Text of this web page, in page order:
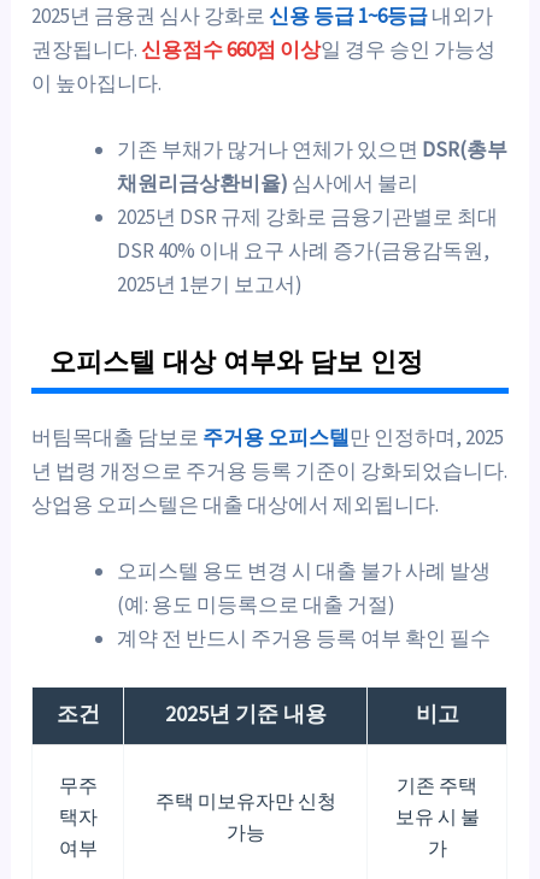
2025년 금융권 심사 강화로신용 등급 1~6등급내외가
권장됩니다.신용점수 660점 이상일 경우 승인 가능성
이 높아집니다.
기존 부채가 많거나 연체가 있으면 DSR(총부
채원리금상환비율) 심사에서 불리
2025년 DSR 규제 강화로 금융기관별로 최대
DSR 40% 이내 요구 사례 증가(금융감독원,
2025년 1분기 보고서)
오피스텔 대상 여부와 담보 인정
버팀목대출 담보로 주거용 오피스텔만 인정하며, 2025
년 법령 개정으로 주거용 등록 기준이 강화되었습니다.
상업용 오피스텔은 대출 대상에서 제외됩니다.
오피스텔 용도 변경 시 대출 불가 사례 발생
(예: 용도 미등록으로 대출 거절)
계약 전 반드시 주거용 등록 여부 확인 필수
조건 2025년 기준 내용 비고
무주
택자
여부
주택 미보유자만 신청
가능
기존 주택
보유 시 불
가